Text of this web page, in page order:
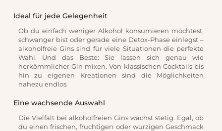
Ideal für jede Gelegenheit
Ob du einfach weniger Alkohol konsumieren möchtest,
schwanger bist oder gerade eine Detox-Phase einlegst –
alkoholfreie Gins sind für viele Situationen die perfekte
Wahl. Und das Beste: Sie lassen sich genau wie
herkömmlicher Gin mixen. Von klassischen Cocktails bis
hin zu eigenen Kreationen sind die Möglichkeiten
nahezu endlos.
Eine wachsende Auswahl
Die Vielfalt bei alkoholfreien Gins wächst stetig. Egal, ob
du einen frischen, fruchtigen oder würzigen Geschmack